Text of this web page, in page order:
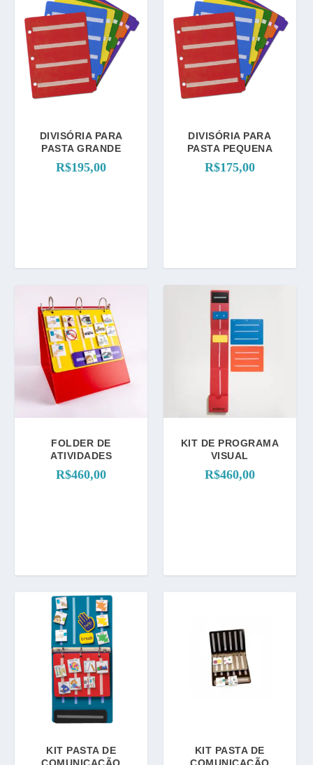
DIVISÓRIA PARA
PASTA GRANDE
R$195,00
DIVISÓRIA PARA
PASTA PEQUENA
R$175,00
FOLDER DE
ATIVIDADES
R$460,00
KIT DE PROGRAMA
VISUAL
R$460,00
KIT PASTA DE
COMUNICAÇÃO
KIT PASTA DE
COMUNICAÇÃO